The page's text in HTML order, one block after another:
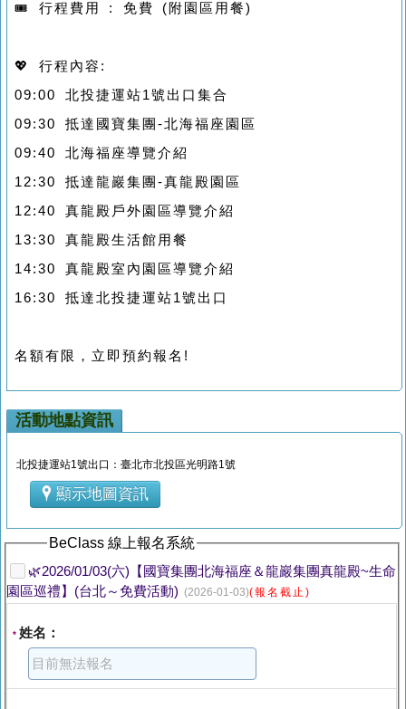
🎟️ 行程費用 : 免費 (附園區用餐)
💖 行程內容:
09:00 北投捷運站1號出口集合
09:30 抵達國寶集團-北海福座園區
09:40 北海福座導覽介紹
12:30 抵達龍巖集團-真龍殿園區
12:40 真龍殿戶外園區導覽介紹
13:30 真龍殿生活館用餐
14:30 真龍殿室內園區導覽介紹
16:30 抵達北投捷運站1號出口
名額有限，立即預約報名!
活動地點資訊
北投捷運站1號出口：臺北市北投區光明路1號
顯示地圖資訊
BeClass 線上報名系統
🌿2026/01/03(六)【國寶集團北海福座＆龍巖集團真龍殿~生命
園區巡禮】(台北～免費活動) (2026-01-03)(報名截止)
* 姓名：